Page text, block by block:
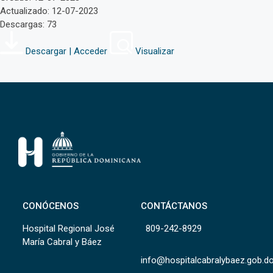
Actualizado: 12-07-2023
Descargas: 73
Descargar | Acceder Visualizar
CONÓCENOS
Hospital Regional José
María Cabral y Báez
CONTÁCTANOS
809-242-8929